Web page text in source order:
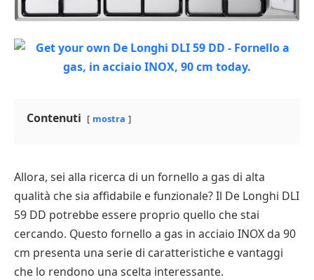
Contenuti mostra
Allora, sei alla ricerca di un fornello a gas di alta
qualità che sia affidabile e funzionale? Il De Longhi DLI
59 DD potrebbe essere proprio quello che stai
cercando. Questo fornello a gas in acciaio INOX da 90
cm presenta una serie di caratteristiche e vantaggi
che lo rendono una scelta interessante.